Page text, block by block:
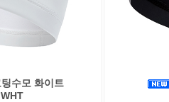
수모 화이트